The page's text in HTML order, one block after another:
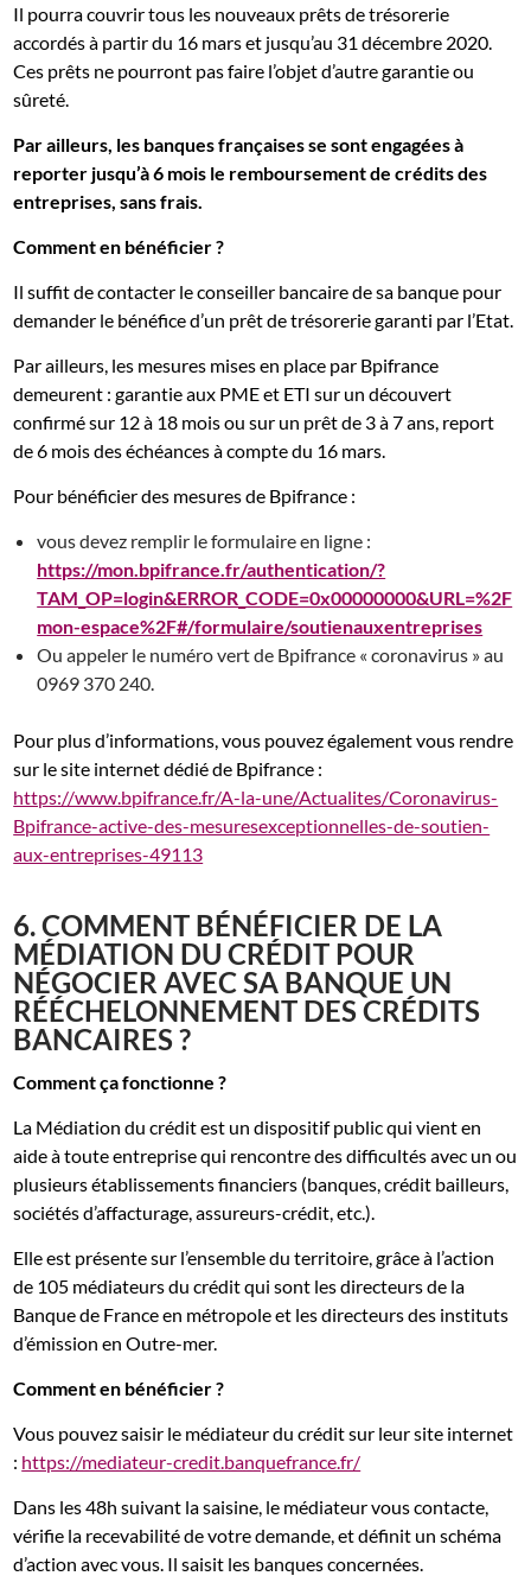
Il pourra couvrir tous les nouveaux prêts de trésorerie
accordés à partir du 16 mars et jusqu’au 31 décembre 2020.
Ces prêts ne pourront pas faire l’objet d’autre garantie ou
sûreté.
Par ailleurs, les banques françaises se sont engagées à
reporter jusqu’à 6 mois le remboursement de crédits des
entreprises, sans frais.
Comment en bénéficier ?
Il suffit de contacter le conseiller bancaire de sa banque pour
demander le bénéfice d’un prêt de trésorerie garanti par l’Etat.
Par ailleurs, les mesures mises en place par Bpifrance
demeurent : garantie aux PME et ETI sur un découvert
confirmé sur 12 à 18 mois ou sur un prêt de 3 à 7 ans, report
de 6 mois des échéances à compte du 16 mars.
Pour bénéficier des mesures de Bpifrance :
vous devez remplir le formulaire en ligne :
https://mon.bpifrance.fr/authentication/?
TAM_OP=login&ERROR_CODE=0x00000000&URL=%2F
mon-espace%2F#/formulaire/soutienauxentreprises
Ou appeler le numéro vert de Bpifrance « coronavirus » au
0969 370 240.
Pour plus d’informations, vous pouvez également vous rendre
sur le site internet dédié de Bpifrance :
https://www.bpifrance.fr/A-la-une/Actualites/Coronavirus-
Bpifrance-active-des-mesuresexceptionnelles-de-soutien-
aux-entreprises-49113
6. COMMENT BÉNÉFICIER DE LA
MÉDIATION DU CRÉDIT POUR
NÉGOCIER AVEC SA BANQUE UN
RÉÉCHELONNEMENT DES CRÉDITS
BANCAIRES ?
Comment ça fonctionne ?
La Médiation du crédit est un dispositif public qui vient en
aide à toute entreprise qui rencontre des difficultés avec un ou
plusieurs établissements financiers (banques, crédit bailleurs,
sociétés d’affacturage, assureurs-crédit, etc.).
Elle est présente sur l’ensemble du territoire, grâce à l’action
de 105 médiateurs du crédit qui sont les directeurs de la
Banque de France en métropole et les directeurs des instituts
d’émission en Outre-mer.
Comment en bénéficier ?
Vous pouvez saisir le médiateur du crédit sur leur site internet
: https://mediateur-credit.banquefrance.fr/
Dans les 48h suivant la saisine, le médiateur vous contacte,
vérifie la recevabilité de votre demande, et définit un schéma
d’action avec vous. Il saisit les banques concernées.